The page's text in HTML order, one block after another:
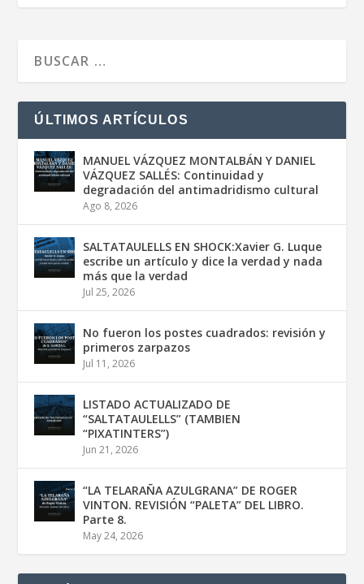
ÚLTIMOS ARTÍCULOS
MANUEL VÁZQUEZ MONTALBÁN Y DANIEL
VÁZQUEZ SALLÉS: Continuidad y
degradación del antimadridismo cultural
Ago 8, 2026
SALTATAULELLS EN SHOCK:Xavier G. Luque
escribe un artículo y dice la verdad y nada
más que la verdad
Jul 25, 2026
No fueron los postes cuadrados: revisión y
primeros zarpazos
Jul 11, 2026
LISTADO ACTUALIZADO DE
“SALTATAULELLS” (TAMBIEN
“PIXATINTERS”)
Jun 21, 2026
“LA TELARAÑA AZULGRANA” DE ROGER
VINTON. REVISIÓN “PALETA” DEL LIBRO.
Parte 8.
May 24, 2026